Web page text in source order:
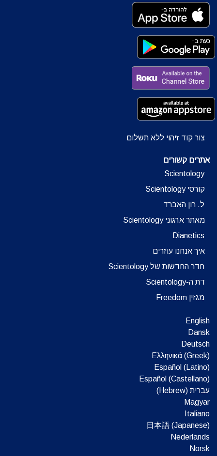
צור קוד זיהוי ללא תשלום
אתרים קשורים
Scientology
קורסי Scientology
ל. רון האברד
מאתר ארגוני Scientology
Dianetics
איך אנחנו עוזרים
חדר החדשות של Scientology
דת ה-Scientology
מגזין Freedom
English
Dansk
Deutsch
Ελληνικά (Greek)
Español (Latino)
Español (Castellano)
עברית (Hebrew)‏
Magyar
Italiano
日本語 (Japanese)
Nederlands
Norsk